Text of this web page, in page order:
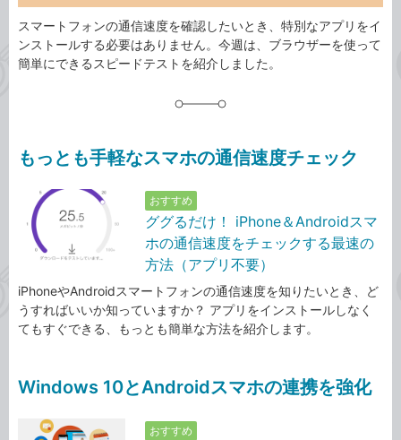
スマートフォンの通信速度を確認したいとき、特別なアプリをイ
ンストールする必要はありません。今週は、ブラウザーを使って
簡単にできるスピードテストを紹介しました。
もっとも手軽なスマホの通信速度チェック
おすすめ
ググるだけ！ iPhone＆Androidスマ
ホの通信速度をチェックする最速の
方法（アプリ不要）
iPhoneやAndroidスマートフォンの通信速度を知りたいとき、ど
うすればいいか知っていますか？ アプリをインストールしなく
てもすぐできる、もっとも簡単な方法を紹介します。
Windows 10とAndroidスマホの連携を強化
おすすめ